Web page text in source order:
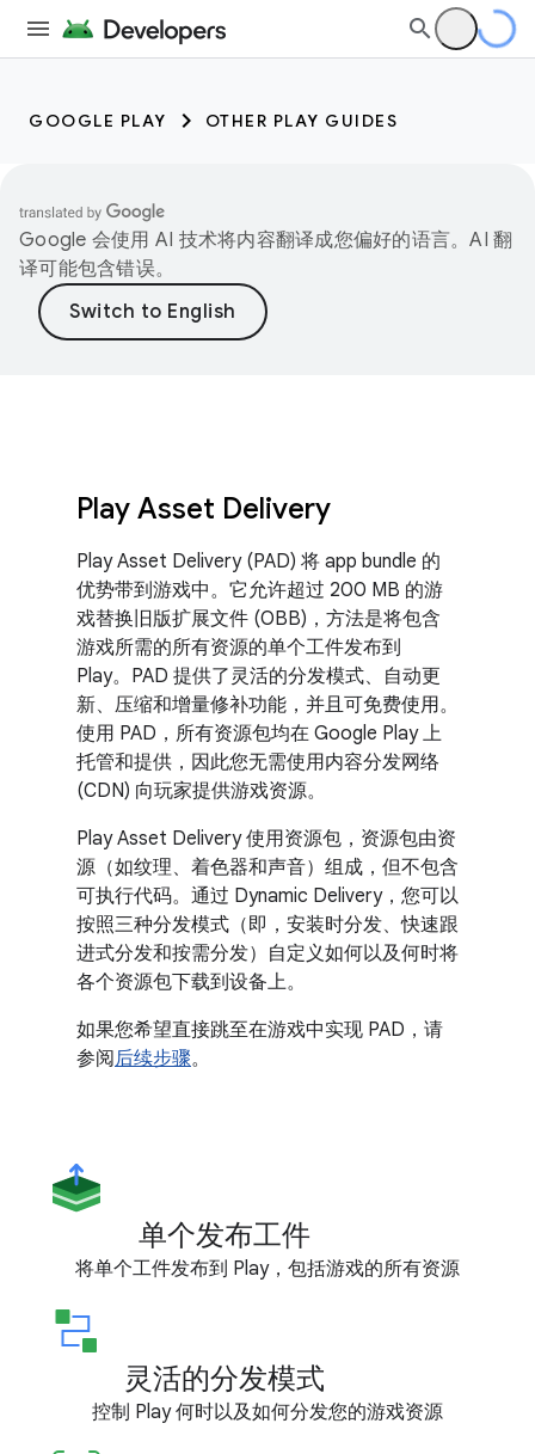
GOOGLE PLAY OTHER PLAY GUIDES
Google 会使用 AI 技术将内容翻译成您偏好的语言。AI 翻
译可能包含错误。
Play Asset Delivery
Play Asset Delivery (PAD) 将 app bundle 的
优势带到游戏中。 它允许超过 200 MB 的游
戏替换旧版扩展文件 (OBB)，方法是将包含
游戏所需的所有资源的单个工件发布到
Play。PAD 提供了灵活的分发模式、自动更
新、压缩和增量修补功能，并且可免费使用。
使用 PAD，所有资源包均在 Google Play 上
托管和提供，因此您无需使用内容分发网络
(CDN) 向玩家提供游戏资源。
Play Asset Delivery 使用资源包，资源包由资
源（如纹理、着色器和声音）组成，但不包含
可执行代码。通过 Dynamic Delivery，您可以
按照三种分发模式（即，安装时分发、快速跟
进式分发和按需分发）自定义如何以及何时将
各个资源包下载到设备上。
如果您希望直接跳至在游戏中实现 PAD，请
参阅后续步骤。
单个发布工件
将单个工件发布到 Play，包括游戏的所有资源
灵活的分发模式
控制 Play 何时以及如何分发您的游戏资源